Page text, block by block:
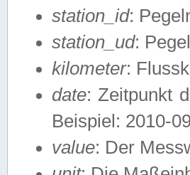
station_id:
station_ud:
kilometer:
date: Zeitpunkt
Beispiel: 2010-
value: Der